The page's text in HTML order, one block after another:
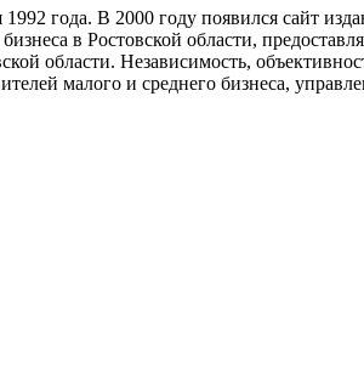
года. В 2000 году появился сайт
в Ростовской области,
области. Независимость,
малого и среднего бизнеса,